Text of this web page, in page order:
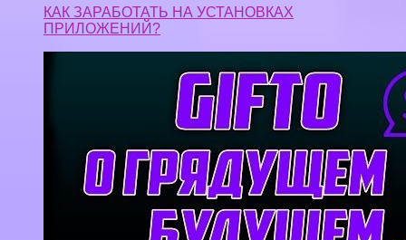
КАК ЗАРАБОТАТЬ НА УСТАНОВКАХ
ПРИЛОЖЕНИЙ?